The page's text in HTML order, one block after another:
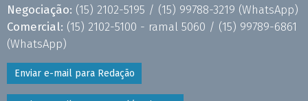
Negociação: (15) 2102-5195 / (15) 99788-3219 (WhatsApp)
Comercial: (15) 2102-5100 - ramal 5060 / (15) 99789-6861
(WhatsApp)
Enviar e-mail para Redação